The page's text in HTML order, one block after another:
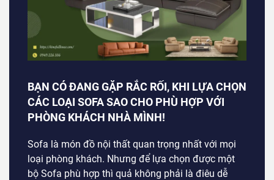
BẠN CÓ ĐANG GẶP RẮC RỐI, KHI LỰA CHỌN
CÁC LOẠI SOFA SAO CHO PHÙ HỢP VỚI
PHÒNG KHÁCH NHÀ MÌNH!
Sofa là món đồ nội thất quan trọng nhất với mọi
loại phòng khách. Nhưng để lựa chọn được một
bộ Sofa phù hợp thì quả không phải là điêu dễ